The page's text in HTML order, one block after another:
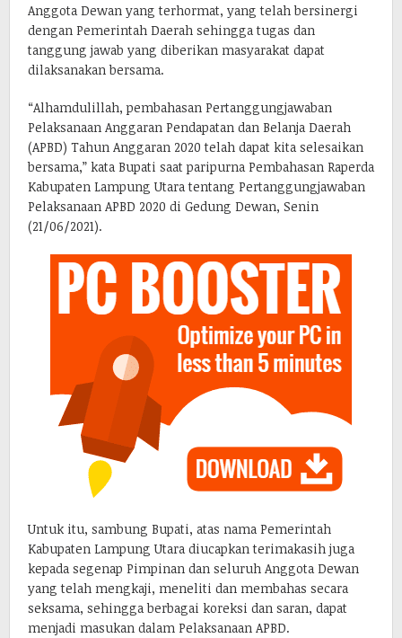
Anggota Dewan yang terhormat, yang telah bersinergi
dengan Pemerintah Daerah sehingga tugas dan
tanggung jawab yang diberikan masyarakat dapat
dilaksanakan bersama.
“Alhamdulillah, pembahasan Pertanggungjawaban
Pelaksanaan Anggaran Pendapatan dan Belanja Daerah
(APBD) Tahun Anggaran 2020 telah dapat kita selesaikan
bersama,” kata Bupati saat paripurna Pembahasan Raperda
Kabupaten Lampung Utara tentang Pertanggungjawaban
Pelaksanaan APBD 2020 di Gedung Dewan, Senin
(21/06/2021).
Untuk itu, sambung Bupati, atas nama Pemerintah
Kabupaten Lampung Utara diucapkan terimakasih juga
kepada segenap Pimpinan dan seluruh Anggota Dewan
yang telah mengkaji, meneliti dan membahas secara
seksama, sehingga berbagai koreksi dan saran, dapat
menjadi masukan dalam Pelaksanaan APBD.